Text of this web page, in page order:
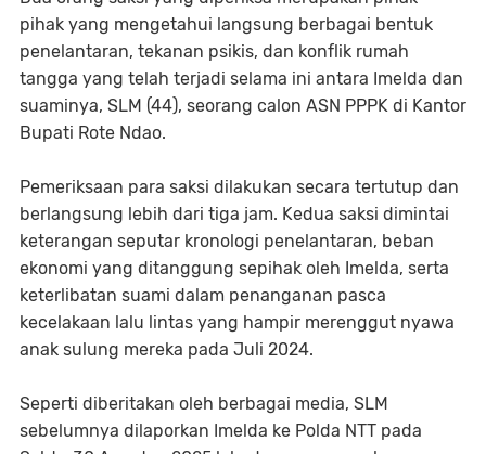
pihak yang mengetahui langsung berbagai bentuk
penelantaran, tekanan psikis, dan konflik rumah
tangga yang telah terjadi selama ini antara Imelda dan
suaminya, SLM (44), seorang calon ASN PPPK di Kantor
Bupati Rote Ndao.
Pemeriksaan para saksi dilakukan secara tertutup dan
berlangsung lebih dari tiga jam. Kedua saksi dimintai
keterangan seputar kronologi penelantaran, beban
ekonomi yang ditanggung sepihak oleh Imelda, serta
keterlibatan suami dalam penanganan pasca
kecelakaan lalu lintas yang hampir merenggut nyawa
anak sulung mereka pada Juli 2024.
Seperti diberitakan oleh berbagai media, SLM
sebelumnya dilaporkan Imelda ke Polda NTT pada